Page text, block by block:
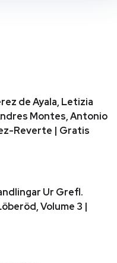
de Ayala, Letizia
Montes, Antonio
Reverte | Gratis
Ur Grefl.
Volume 3 |